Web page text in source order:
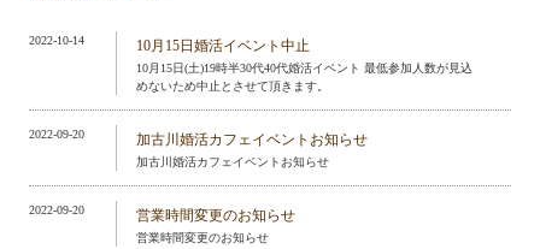
2022-10-14 10月15日婚活イベント中止
10月15日(土)19時半30代40代婚活イベント 最低参加人数が見込
めないため中止とさせて頂きます。
2022-09-20 加古川婚活カフェイベントお知らせ
加古川婚活カフェイベントお知らせ
2022-09-20 営業時間変更のお知らせ
営業時間変更のお知らせ